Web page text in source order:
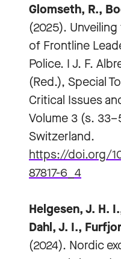
Glomseth, R.,
(2025).
of Frontline
Police. I J. F.
(Red.), Special
Critical Issues
Volume 3 (s.
Switzerland.
https://doi.org/
87817-6_4
Helgesen, J. H.
Dahl, J. I.,
(2024). Nordic